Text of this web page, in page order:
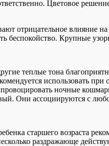
Цветовое
отрицательное влияние
беспокойство. Крупные
теплые тона
использовать
ночные
Они ассоциируются с
старшего возраста
раздражающе